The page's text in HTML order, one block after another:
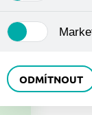
zkušenosti. Díky
ODMÍTNOUT